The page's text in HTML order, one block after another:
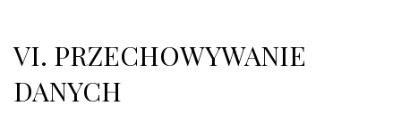
VI. PRZECHOWYWANIE
DANYCH